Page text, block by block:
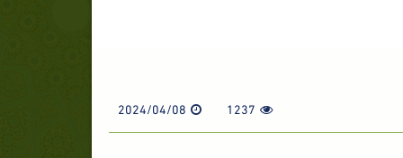
1237
2024/04/08